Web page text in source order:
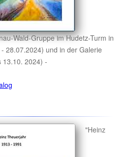
Wald-Gruppe im Hudetz-Turm in
28.07.2024) und in der Galerie
13.10. 2024) -
"Heinz